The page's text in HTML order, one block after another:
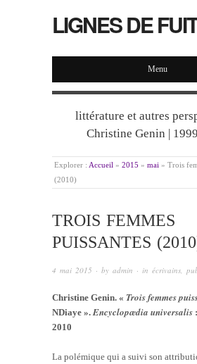
LIGNES DE
Menu
littérature et autres
Christine Genin |
Explorer : Accueil » 2015 » mai » Trois
(2010)
TROIS FEMMES
PUISSANTES
4 mai 2015 · by admin · in écrivains,
Christine Genin. « Trois femmes
NDiaye ». Encyclopædia universalis :
2010
La polémique qui a suivi son